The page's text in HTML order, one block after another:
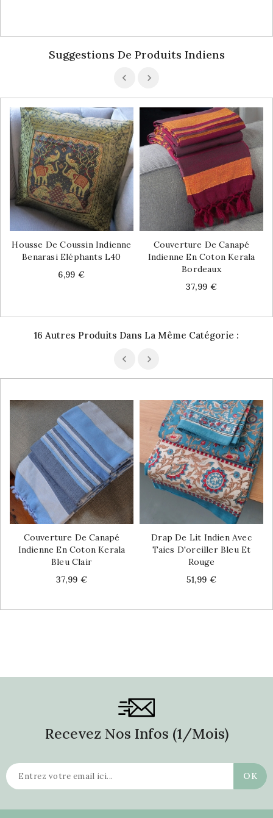
Suggestions De Produits Indiens
Housse De Coussin Indienne
Benarasi Eléphants L40
Price
6,99 €
Couverture De Canapé
Indienne En Coton Kerala
Bordeaux
Price
37,99 €
16 Autres Produits Dans La Même Catégorie :
Couverture De Canapé
Indienne En Coton Kerala
Bleu Clair
Price
37,99 €
Drap De Lit Indien Avec
Taies D'oreiller Bleu Et
Rouge
Price
51,99 €
Recevez Nos Infos (1/mois)